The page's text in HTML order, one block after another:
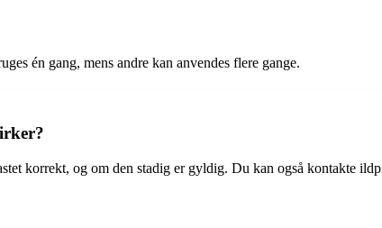
én gang, mens andre kan anvendes flere gange.
korrekt, og om den stadig er gyldig. Du kan også kontakte